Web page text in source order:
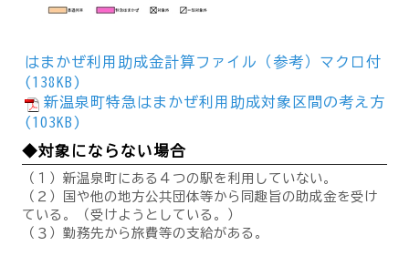
はまかぜ利用助成金計算ファイル（参考）マクロ付
(138KB)
新温泉町特急はまかぜ利用助成対象区間の考え方
(103KB)
◆対象にならない場合
（１）新温泉町にある４つの駅を利用していない。
（２）国や他の地方公共団体等から同趣旨の助成金を受け
ている。（受けようとしている。）
（３）勤務先から旅費等の支給がある。